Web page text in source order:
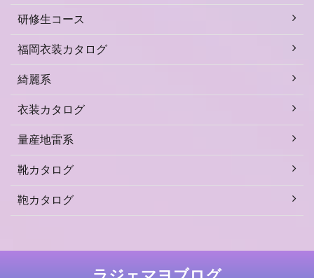
研修生コース
福岡衣装カタログ
綺麗系
衣装カタログ
量産地雷系
靴カタログ
鞄カタログ